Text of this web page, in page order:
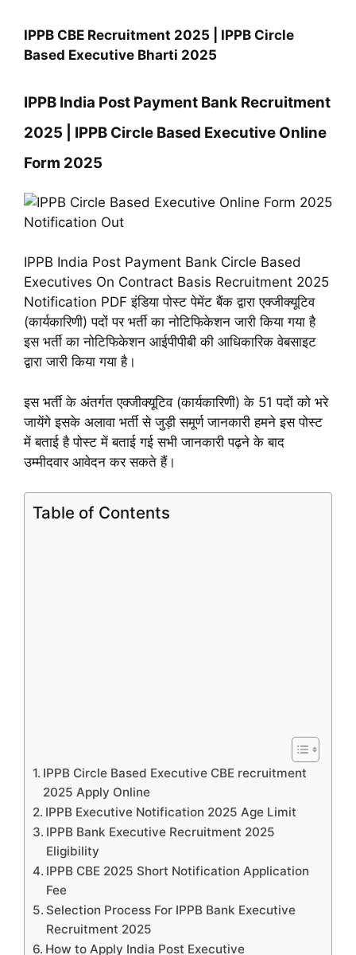
IPPB CBE Recruitment 2025 | IPPB Circle
Based Executive Bharti 2025
IPPB India Post Payment Bank Recruitment
2025 | IPPB Circle Based Executive Online
Form 2025
IPPB India Post Payment Bank Circle Based
Executives On Contract Basis Recruitment 2025
Notification PDF इंडिया पोस्ट पेमेंट बैंक द्वारा एक्जीक्यूटिव
(कार्यकारिणी) पदों पर भर्ती का नोटिफिकेशन जारी किया गया है
इस भर्ती का नोटिफिकेशन आईपीपीबी की आधिकारिक वेबसाइट
द्वारा जारी किया गया है।
इस भर्ती के अंतर्गत एक्जीक्यूटिव (कार्यकारिणी) के 51 पदों को भरे
जायेंगेइसके अलावा भर्ती से जुड़ी समूर्ण जानकारी हमने इस पोस्ट
में बताई है पोस्ट में बताई गई सभी जानकारी पढ़ने के बाद
उम्मीदवार आवेदन कर सकते हैं।
Table of Contents
IPPB Circle Based Executive CBE recruitment
2025 Apply Online
IPPB Executive Notification 2025 Age Limit
IPPB Bank Executive Recruitment 2025
Eligibility
IPPB CBE 2025 Short Notification Application
Fee
Selection Process For IPPB Bank Executive
Recruitment 2025
How to Apply India Post Executive